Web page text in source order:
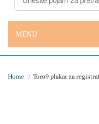
MENU
Home / Toro9 plakar za